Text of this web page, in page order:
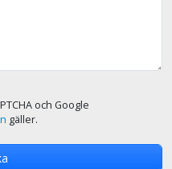
och Google
gäller.